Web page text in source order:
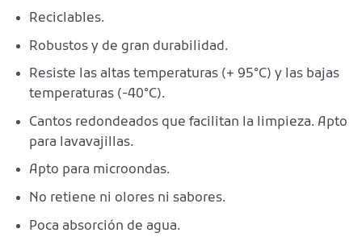
Reciclables.
Robustos y de gran durabilidad.
Resiste las altas temperaturas (+ 95°C) y las bajas
temperaturas (-40°C).
Cantos redondeados que facilitan la limpieza. Apto
para lavavajillas.
Apto para microondas.
No retiene ni olores ni sabores.
Poca absorción de agua.